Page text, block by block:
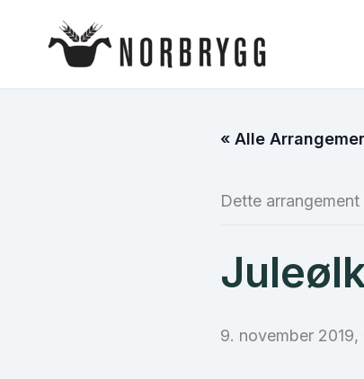
« Alle
Dette
9. november 2019,